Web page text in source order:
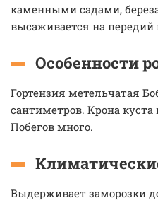
каменными садами,
высаживается на передий
Особенности
Гортензия метельчатая
сантиметров. Крона
Побегов много.
Выдерживает заморозки